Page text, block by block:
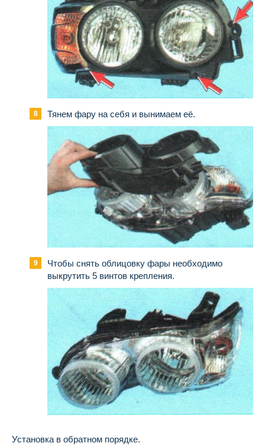
Тянем фару на себя и вынимаем её.
Чтобы снять облицовку фары необходимо
выкрутить 5 винтов крепления.
Установка в обратном порядке.